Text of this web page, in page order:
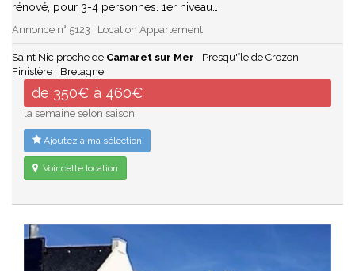
rénové, pour 3-4 personnes. 1er niveau…
Annonce n° 5123 | Location Appartement
Saint Nic proche de Camaret sur Mer
Presqu'île de Crozon
Finistère
Bretagne
de 350€ à 460€
la semaine selon saison
Ajoutez à ma sélection
Voir cette location